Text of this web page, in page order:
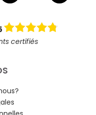
certifiés